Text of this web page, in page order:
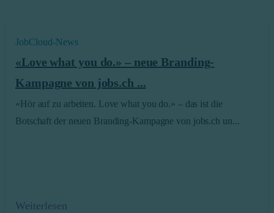
JobCloud-News
«Love what you do.» – neue Branding-
Kampagne von jobs.ch ...
«Hör auf zu arbeiten. Love what you do.» – das ist die
Botschaft der neuen Branding-Kampagne von jobs.ch un...
Weiterlesen